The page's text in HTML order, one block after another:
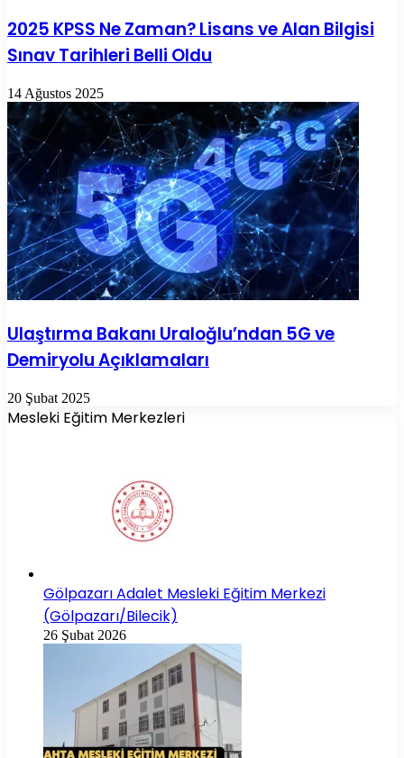
2025 KPSS Ne Zaman? Lisans ve Alan Bilgisi
Sınav Tarihleri Belli Oldu
14 Ağustos 2025
Ulaştırma Bakanı Uraloğlu’ndan 5G ve
Demiryolu Açıklamaları
20 Şubat 2025
Mesleki Eğitim Merkezleri
Gölpazarı Adalet Mesleki Eğitim Merkezi
(Gölpazarı/Bilecik)
26 Şubat 2026